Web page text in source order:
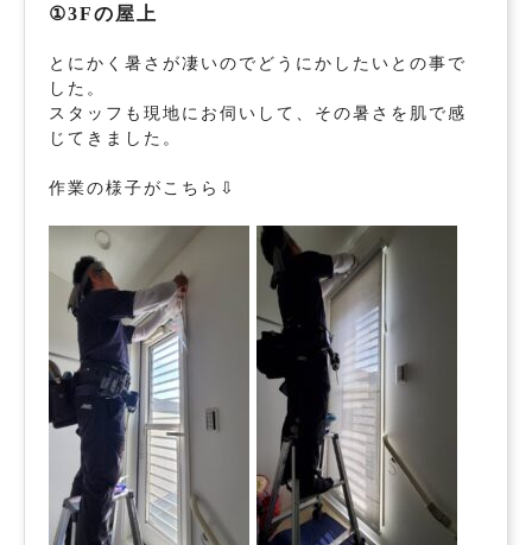
①3Fの屋上
とにかく暑さが凄いのでどうにかしたいとの事で
した。
スタッフも現地にお伺いして、その暑さを肌で感
じてきました。
作業の様子がこちら⇩